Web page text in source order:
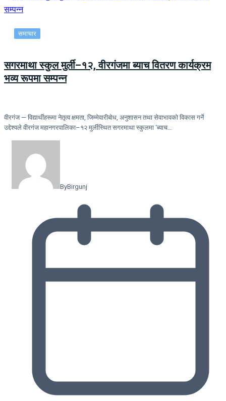
समाचार
सगरमाथा स्कुल मुर्ली–१२, वीरगंजमा ब्याच वितरण कार्यक्रम
भव्य रूपमा सम्पन्न
वीरगंज — विद्यार्थीहरूमा नेतृत्व क्षमता, जिम्मेवारीबोध, अनुशासन तथा सेवाभावको विकास गर्ने
उद्देश्यले वीरगंज महानगरपालिका–१२ मुर्लीस्थित सगरमाथा स्कुलमा ‘ब्याच…
ByBirgunj